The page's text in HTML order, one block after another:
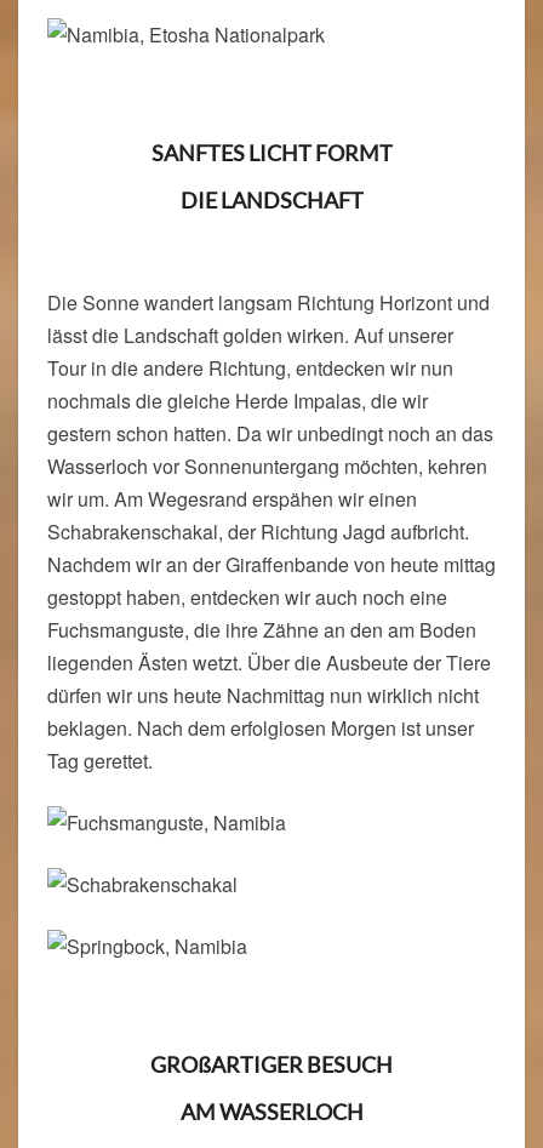
SANFTES LICHT FORMT
DIE LANDSCHAFT
Die Sonne wandert langsam Richtung Horizont und
lässt die Landschaft golden wirken. Auf unserer
Tour in die andere Richtung, entdecken wir nun
nochmals die gleiche Herde Impalas, die wir
gestern schon hatten. Da wir unbedingt noch an das
Wasserloch vor Sonnenuntergang möchten, kehren
wir um. Am Wegesrand erspähen wir einen
Schabrakenschakal, der Richtung Jagd aufbricht.
Nachdem wir an der Giraffenbande von heute mittag
gestoppt haben, entdecken wir auch noch eine
Fuchsmanguste, die ihre Zähne an den am Boden
liegenden Ästen wetzt. Über die Ausbeute der Tiere
dürfen wir uns heute Nachmittag nun wirklich nicht
beklagen. Nach dem erfolglosen Morgen ist unser
Tag gerettet.
GROßARTIGER BESUCH
AM WASSERLOCH